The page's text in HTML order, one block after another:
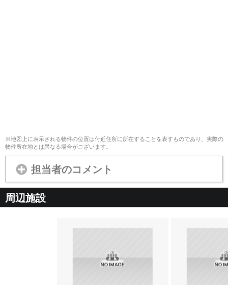
※地図上に表示される物件の位置は付近住所に所在することを表すものであり、実際の
物件所在地とは異なる場合がございます。
担当者のコメント
周辺施設